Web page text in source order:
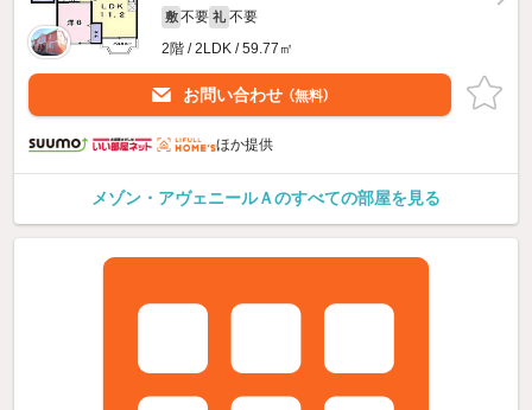
敷 不要 礼 不要
2階 / 2LDK / 59.77㎡
お問い合わせ （無料）
ほか提供
メゾン・アヴェニールＡのすべての部屋を見る